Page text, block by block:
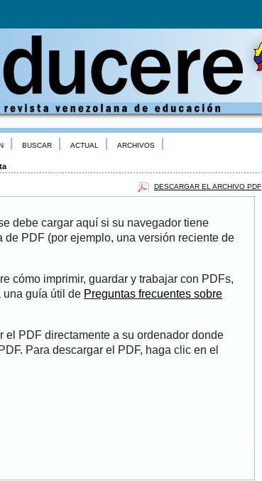
BUSCAR ACTUAL ARCHIVOS
DESCARGAR EL ARCHIVO PDF
debe cargar aquí si su navegador tiene
de PDF (por ejemplo, una versión reciente de
cómo imprimir, guardar y trabajar con PDFs,
una guía útil de Preguntas frecuentes sobre
el PDF directamente a su ordenador donde
Para descargar el PDF, haga clic en el